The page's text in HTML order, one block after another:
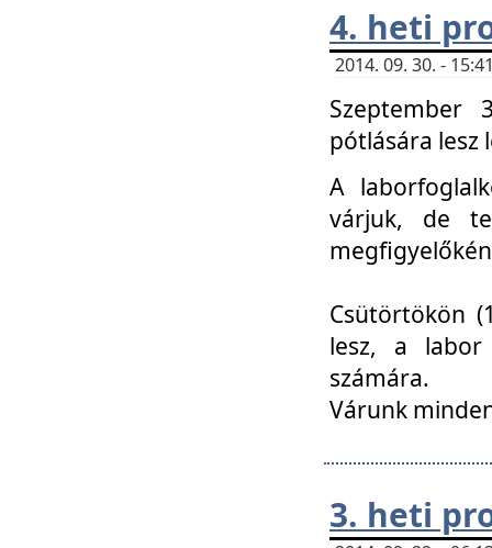
4. heti
2014. 09. 30. -
Szeptember
pótlására lesz
A
várjuk, de
Csütörtökön
lesz, a labor
számára.
Várunk
3. heti